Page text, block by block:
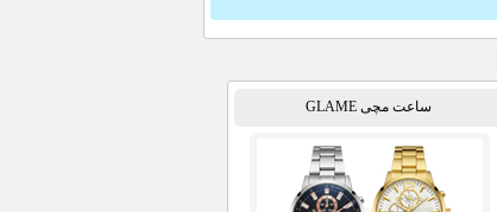
ساعت مچی GLAME